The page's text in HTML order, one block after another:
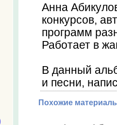
Анна
конкурсов,
программ
Работает в
В данный
и песни,
Похожие